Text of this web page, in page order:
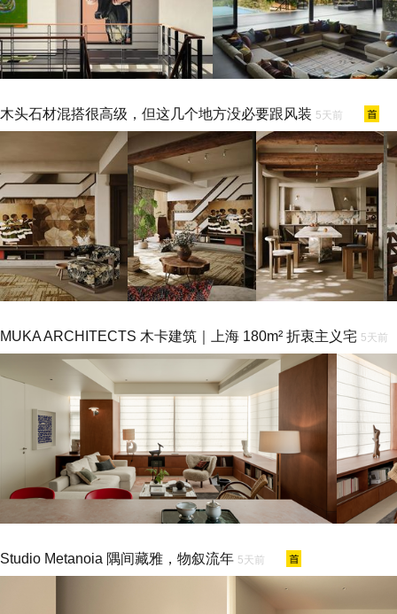
木头石材混搭很高级，但这几个地方没必要跟风装 5天前
MUKA ARCHITECTS 木卡建筑｜上海 180m² 折衷主义宅 5天前
Studio Metanoia 隅间藏雅，物叙流年 5天前